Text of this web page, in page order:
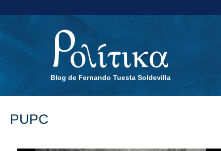
Blog de Fernando Tuesta Soldevilla
PUPC